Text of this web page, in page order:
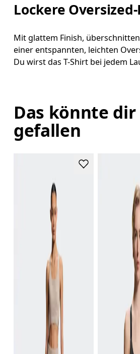
Lockere
Mit glattem Finish,
einer entspannten, leichten
Du wirst das T-Shirt bei jedem
Das könnte dir
gefallen